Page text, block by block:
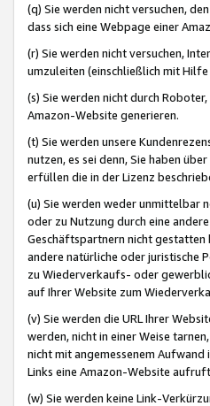
(q) Sie werden nicht versuchen, den
dass sich eine Webpage einer
(r) Sie werden nicht versuchen,
umzuleiten (einschließlich mit
(s) Sie werden nicht durch
Amazon-Website generieren.
(t) Sie werden unsere
nutzen, es sei denn, Sie haben
erfüllen die in der Lizenz
(u) Sie werden weder unmittelbar
oder zu Nutzung durch eine
Geschäftspartnern nicht gestatten
andere natürliche oder juristische
zu Wiederverkaufs- oder
auf Ihrer Website zum
(v) Sie werden die URL Ihrer
werden, nicht in einer Weise
nicht mit angemessenem Aufwand
Links eine Amazon-Website
(w) Sie werden keine Link-